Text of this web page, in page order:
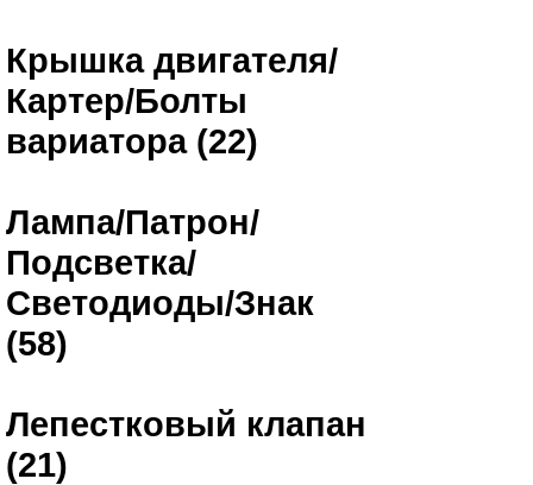
Крышка двигателя/
Картер/Болты
вариатора (22)
Лампа/Патрон/
Подсветка/
Светодиоды/Знак
(58)
Лепестковый клапан
(21)